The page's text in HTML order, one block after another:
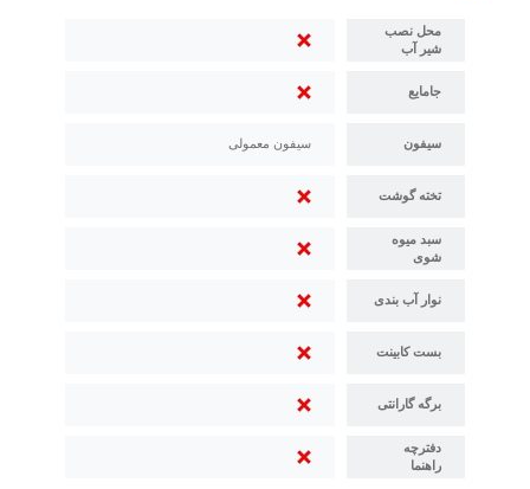
محل نصب
شیر آب
جامایع
سیفون سیفون معمولی
تخته گوشت
سبد میوه
شوی
نوار آب بندی
بست کابینت
برگه گارانتی
دفترچه
راهنما